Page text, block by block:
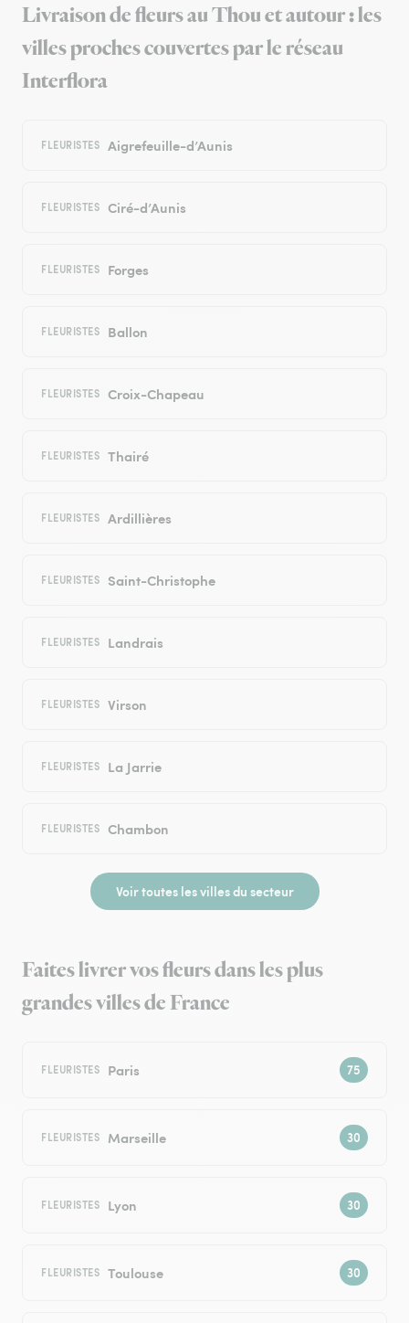
Livraison de fleurs au Thou et autour : les
villes proches couvertes par le réseau
Interflora
FLEURISTES Aigrefeuille-d’Aunis
FLEURISTES Ciré-d’Aunis
FLEURISTES Forges
FLEURISTES Ballon
FLEURISTES Croix-Chapeau
FLEURISTES Thairé
FLEURISTES Ardillières
FLEURISTES Saint-Christophe
FLEURISTES Landrais
FLEURISTES Virson
FLEURISTES La Jarrie
FLEURISTES Chambon
Voir toutes les villes du secteur
Faites livrer vos fleurs dans les plus
grandes villes de France
FLEURISTES Paris
FLEURISTES Marseille
FLEURISTES Lyon
FLEURISTES Toulouse